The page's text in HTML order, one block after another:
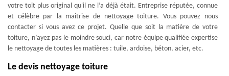
votre toit plus original qu'il ne l’a déjà était. Entreprise réputée, connue
et célèbre par la maitrise de nettoyage toiture. Vous pouvez nous
contacter si vous avez ce projet. Quelle que soit la matière de votre
toiture, n’ayez pas le moindre souci, car notre équipe qualifiée expertise
le nettoyage de toutes les matières : tuile, ardoise, béton, acier, etc.
Le devis nettoyage toiture